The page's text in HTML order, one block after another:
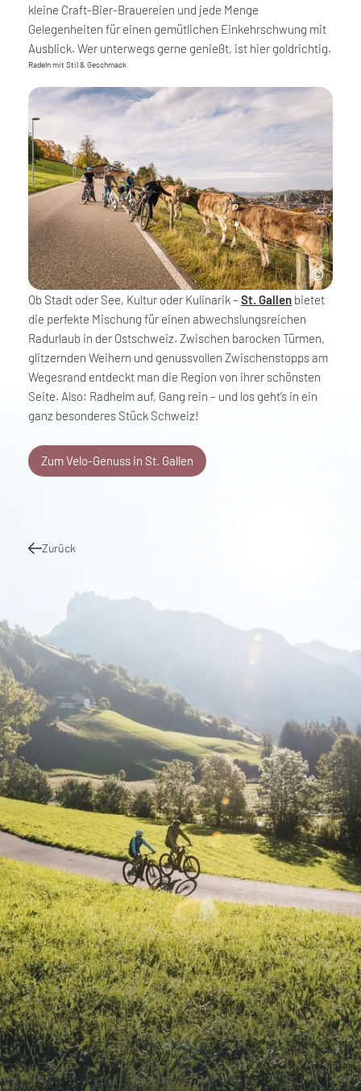
kleine Craft-Bier-Brauereien und jede Menge
Gelegenheiten für einen gemütlichen Einkehrschwung mit
Ausblick. Wer unterwegs gerne genießt, ist hier goldrichtig.
Radeln mit Stil & Geschmack
Ob Stadt oder See, Kultur oder Kulinarik – St. Gallen bietet
die perfekte Mischung für einen abwechslungsreichen
Radurlaub in der Ostschweiz. Zwischen barocken Türmen,
glitzernden Weihern und genussvollen Zwischenstopps am
Wegesrand entdeckt man die Region von ihrer schönsten
Seite. Also: Radhelm auf, Gang rein – und los geht’s in ein
ganz besonderes Stück Schweiz!
Zum Velo-Genuss in St. Gallen
Zurück